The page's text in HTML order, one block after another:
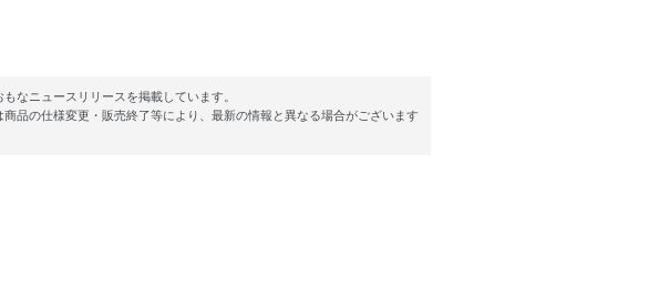
なニュースリリースを掲載しています。
品の仕様変更・販売終了等により、最新の情報と異なる場合がございます